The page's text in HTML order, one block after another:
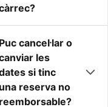
Puc cancel·lar o
les
si tinc
una reserva no
reemborsable?